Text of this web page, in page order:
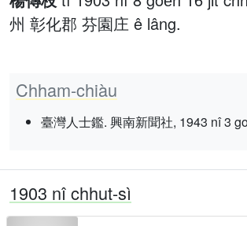
州 彰化郡 芬園庄 ê lâng.
Chham-chiàu
臺灣人士鑑. 興南新聞社, 1943 nî 3
1903 nî chhut-sì